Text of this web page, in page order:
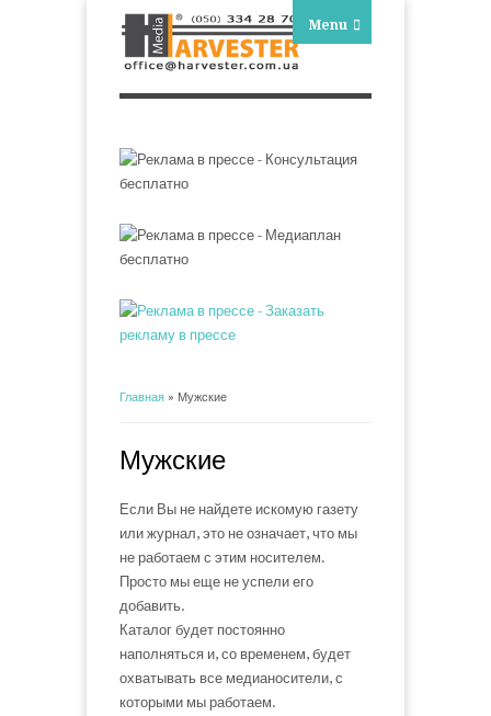
Menu
Главная » Мужские
Мужские
Если Вы не найдете искомую газету
или журнал, это не означает, что мы
не работаем с этим носителем.
Просто мы еще не успели его
добавить.
Каталог будет постоянно
наполняться и, со временем, будет
охватывать все медианосители, с
которыми мы работаем.